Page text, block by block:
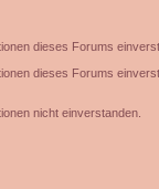
dieses Forums
dieses Forums
nicht einverstanden.